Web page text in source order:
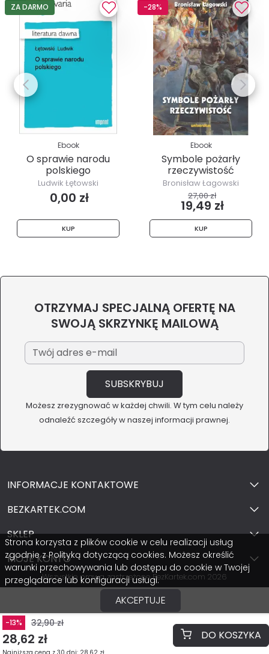
-13% 32,90 zł
28,62 zł DO KOSZYKA
ZA DARMO
Ebook
O sprawie narodu
polskiego
Ludwik Łętowski
0,00 zł
KUP
-28%
Ebook
Symbole pożarły
rzeczywistość
Bronisław Łagowski
27,00 zł
19,49 zł
KUP
OTRZYMAJ SPECJALNĄ OFERTĘ NA
SWOJĄ SKRZYNKĘ MAILOWĄ
Możesz zrezygnować w każdej chwili. W tym celu należy
odnaleźć szczegóły w naszej informacji prawnej.
INFORMACJE KONTAKTOWE
BEZKARTEK.COM
SKLEP
MOJE KONTO
Wszystkie prawa zastrzeżone BezKartek.com 2026
Strona korzysta z plików cookie w celu realizacji usług
zgodnie z Polityką dotyczącą cookies. Możesz określić
warunki przechowywania lub dostępu do cookie w Twojej
przeglądarce lub konfiguracji usługi.
AKCEPTUJE